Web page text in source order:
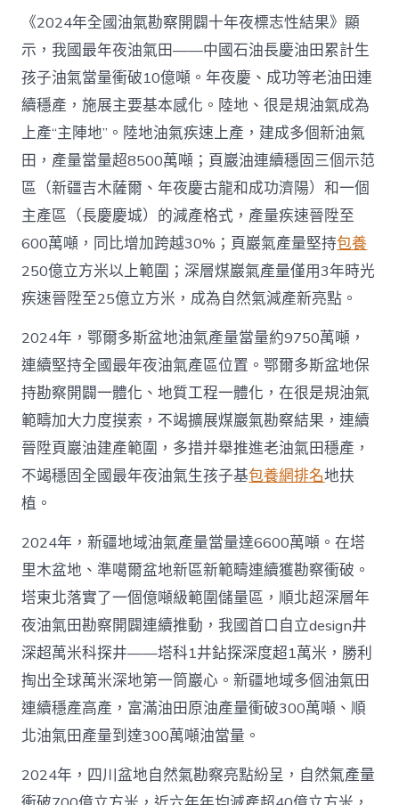
首
超
4
億
噸
_
中
國
網〉
中
《2024年全國油氣勘察開闢十年夜標志性結果》顯
示，我國最年夜油氣田——中國石油長慶油田累計生
孩子油氣當量衝破10億噸。年夜慶、成功等老油田連
續穩產，施展主要基本感化。陸地、很是規油氣成為
上產“主陣地”。陸地油氣疾速上產，建成多個新油氣
田，產量當量超8500萬噸；頁巖油連續穩固三個示范
區（新疆吉木薩爾、年夜慶古龍和成功濟陽）和一個
主產區（長慶慶城）的減產格式，產量疾速晉陞至
600萬噸，同比增加跨越30%；頁巖氣產量堅持包養
250億立方米以上範圍；深層煤巖氣產量僅用3年時光
疾速晉陞至25億立方米，成為自然氣減產新亮點。
2024年，鄂爾多斯盆地油氣產量當量約9750萬噸，
連續堅持全國最年夜油氣產區位置。鄂爾多斯盆地保
持勘察開闢一體化、地質工程一體化，在很是規油氣
範疇加大力度摸索，不竭擴展煤巖氣勘察結果，連續
晉陞頁巖油建產範圍，多措并舉推進老油氣田穩產，
不竭穩固全國最年夜油氣生孩子基包養網排名地扶
植。
2024年，新疆地域油氣產量當量達6600萬噸。在塔
里木盆地、準噶爾盆地新區新範疇連續獲勘察衝破。
塔東北落實了一個億噸級範圍儲量區，順北超深層年
夜油氣田勘察開闢連續推動，我國首口自立design井
深超萬米科探井——塔科1井鉆探深度超1萬米，勝利
掏出全球萬米深地第一筒巖心。新疆地域多個油氣田
連續穩產高產，富滿油田原油產量衝破300萬噸、順
北油氣田產量到達300萬噸油當量。
2024年，四川盆地自然氣勘察亮點紛呈，自然氣產量